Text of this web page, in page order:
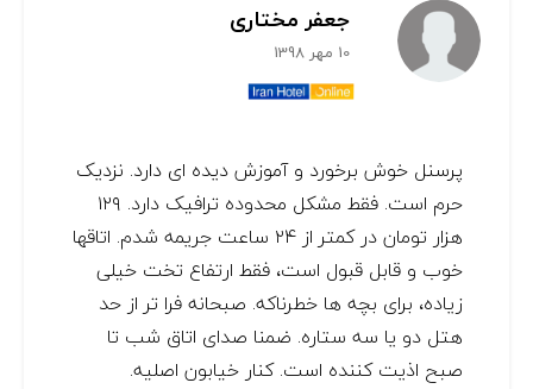
جعفر مختاری
10 مهر 1398
پرسنل خوش برخورد و آموزش دیده ای دارد. نزدیک
حرم است. فقط مشکل محدوده ترافیک دارد. ۱۲۹
هزار تومان در کمتر از ۲۴ ساعت جریمه شدم. اتاقها
خوب و قابل قبول است، فقط ارتفاع تخت خیلی
زیاده، برای بچه ها خطرناکه. صبحانه فرا تر از حد
هتل دو یا سه ستاره. ضمنا صدای اتاق شب تا
صبح اذیت کننده است. کنار خیابون اصلیه.